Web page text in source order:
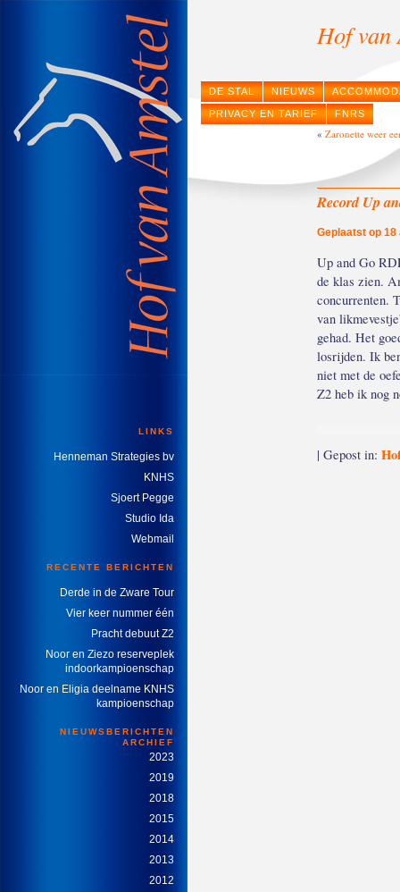
Hof van
DE STAL NIEUWS
PRIVACY EN TARIEF FNRS
LINKS
Henneman Strategies bv
KNHS
Sjoert Pegge
Studio Ida
Webmail
RECENTE BERICHTEN
Derde in de Zware Tour
Vier keer nummer één
Pracht debuut Z2
Noor en Ziezo reserveplek
indoorkampioenschap
Noor en Eligia deelname KNHS
kampioenschap
NIEUWSBERICHTEN
ARCHIEF
2023
2019
2018
2015
2014
2013
2012
« Zaronette weer
Record Up
Geplaatst op 18
Up and Go
de klas zien.
concurrenten.
van
gehad. Het
losrijden. Ik
niet met de
Z2 heb ik nog
| Gepost in: